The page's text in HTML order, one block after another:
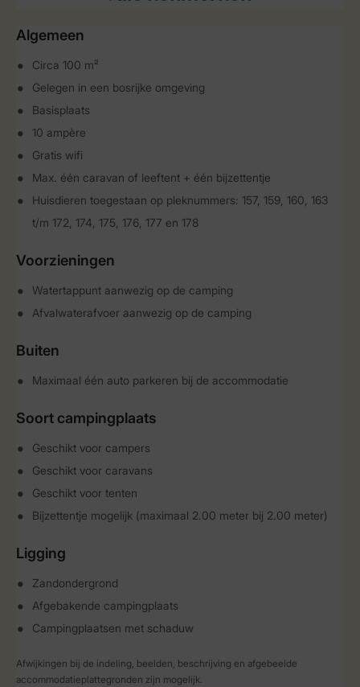
Algemeen
Circa 100 m²
Gelegen in een bosrijke omgeving
Basisplaats
10 ampère
Gratis wifi
Max. één caravan of leeftent + één bijzettentje
Huisdieren toegestaan op pleknummers: 157, 159, 160, 163
t/m 172, 174, 175, 176, 177 en 178
Voorzieningen
Watertappunt aanwezig op de camping
Afvalwaterafvoer aanwezig op de camping
Buiten
Maximaal één auto parkeren bij de accommodatie
Soort campingplaats
Geschikt voor campers
Geschikt voor caravans
Geschikt voor tenten
Bijzettentje mogelijk (maximaal 2.00 meter bij 2.00 meter)
Ligging
Zandondergrond
Afgebakende campingplaats
Campingplaatsen met schaduw
Afwijkingen bij de indeling, beelden, beschrijving en afgebeelde
accommodatieplattegronden zijn mogelijk.